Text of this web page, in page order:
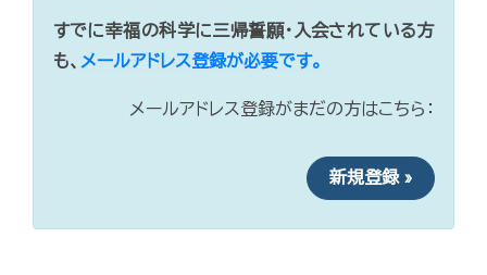
すでに幸福の科学に三帰誓願・入会されている方
も、 メールアドレス登録が必要です。
メールアドレス登録がまだの方はこちら：
新規登録 »